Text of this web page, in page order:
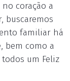
coração a
buscaremos
familiar há
bem como a
um Feliz